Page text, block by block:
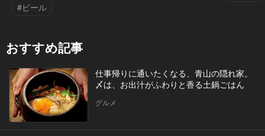
#ビール
おすすめ記事
仕事帰りに通いたくなる、青山の隠れ家。
〆は、お出汁がふわりと香る土鍋ごはん
グルメ